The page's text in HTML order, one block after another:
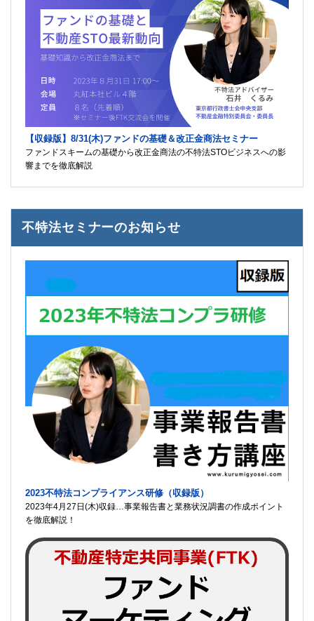
【収録版】8/31(木)ファンドの基礎＆改正金商法セミナー
ファンドスキームの基礎から改正金商法の不特法STOビジネスへの影
響までを徹底解説
不特法セミナーのお知らせ
2023不特法コンプライアンス研修（収録版）
2023年4月27日(木)収録…事業報告書と業務状況調書の作成ポイント
を徹底解説！